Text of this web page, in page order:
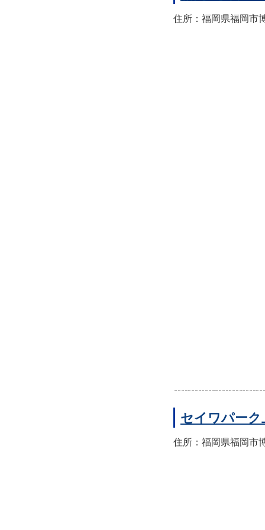
住所：福岡県福岡市
セイワパーク
住所：福岡県福岡市